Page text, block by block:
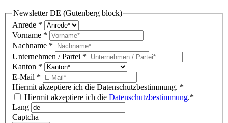
Newsletter DE (Gutenberg block)
Anrede *
Vorname *
Nachname *
Unternehmen / Partei *
Kanton *
E-Mail *
Hiermit akzeptiere ich die Datenschutzbestimmung. *
Hiermit akzeptiere ich die Datenschutzbestimmung.*
Lang
Captcha